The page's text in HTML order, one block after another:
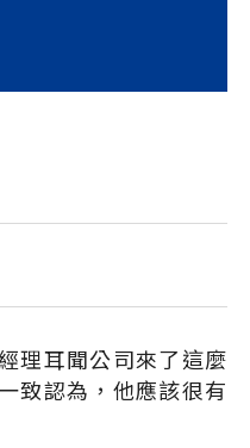
理耳聞公司來了這麼
致認為，他應該很有